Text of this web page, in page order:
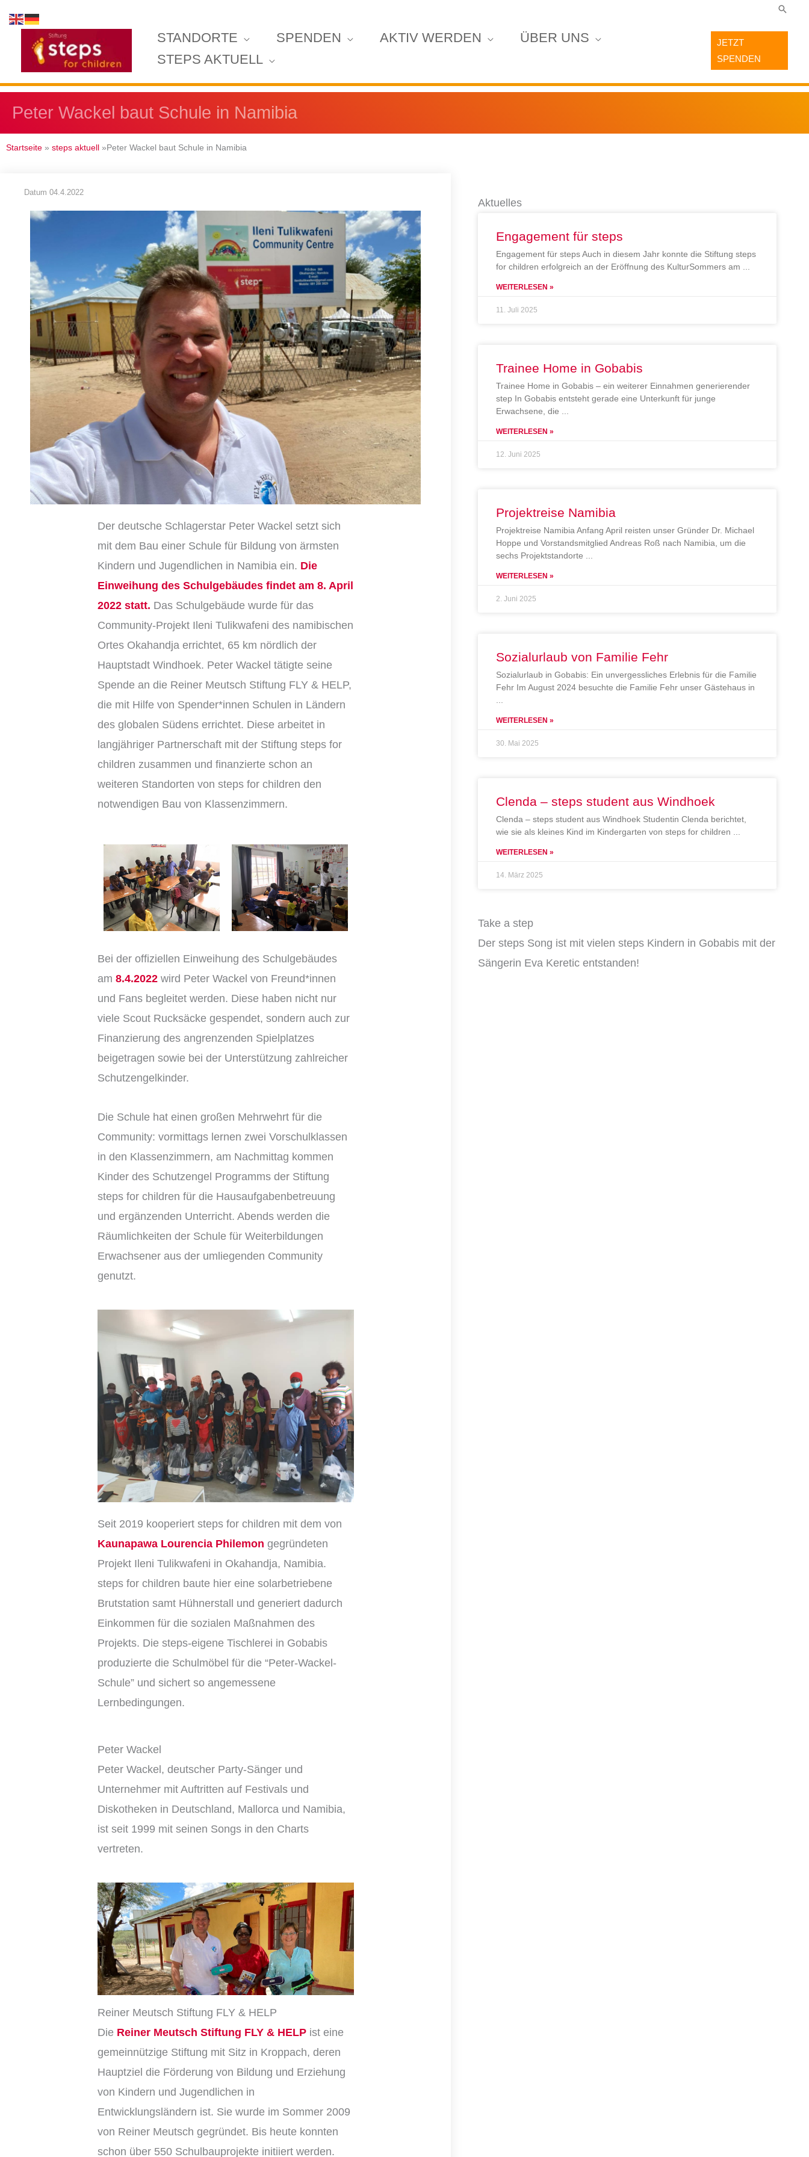
Inhalt
springen
STANDORTE SPENDEN AKTIV WERDEN
ÜBER UNS
STEPS AKTUELL
JETZT
SPENDEN
Peter Wackel baut Schule in Namibia
Startseite » steps aktuell »Peter Wackel baut Schule in Namibia
Datum 04.4.2022
Der deutsche Schlagerstar Peter Wackel setzt sich
mit dem Bau einer Schule für Bildung von ärmsten
Kindern und Jugendlichen in Namibia ein. Die
Einweihung des Schulgebäudes findet am 8. April
2022 statt. Das Schulgebäude wurde für das
Community-Projekt Ileni Tulikwafeni des namibischen
Ortes Okahandja errichtet, 65 km nördlich der
Hauptstadt Windhoek. Peter Wackel tätigte seine
Spende an die Reiner Meutsch Stiftung FLY & HELP,
die mit Hilfe von Spender*innen Schulen in Ländern
des globalen Südens errichtet. Diese arbeitet in
langjähriger Partnerschaft mit der Stiftung steps for
children zusammen und finanzierte schon an
weiteren Standorten von steps for children den
notwendigen Bau von Klassenzimmern.
Bei der offiziellen Einweihung des Schulgebäudes
am 8.4.2022 wird Peter Wackel von Freund*innen
und Fans begleitet werden. Diese haben nicht nur
viele Scout Rucksäcke gespendet, sondern auch zur
Finanzierung des angrenzenden Spielplatzes
beigetragen sowie bei der Unterstützung zahlreicher
Schutzengelkinder.
Die Schule hat einen großen Mehrwehrt für die
Community: vormittags lernen zwei Vorschulklassen
in den Klassenzimmern, am Nachmittag kommen
Kinder des Schutzengel Programms der Stiftung
steps for children für die Hausaufgabenbetreuung
und ergänzenden Unterricht. Abends werden die
Räumlichkeiten der Schule für Weiterbildungen
Erwachsener aus der umliegenden Community
genutzt.
Seit 2019 kooperiert steps for children mit dem von
Kaunapawa Lourencia Philemon gegründeten
Projekt Ileni Tulikwafeni in Okahandja, Namibia.
steps for children baute hier eine solarbetriebene
Brutstation samt Hühnerstall und generiert dadurch
Einkommen für die sozialen Maßnahmen des
Projekts. Die steps-eigene Tischlerei in Gobabis
produzierte die Schulmöbel für die “Peter-Wackel-
Schule” und sichert so angemessene
Lernbedingungen.
Peter Wackel
Peter Wackel, deutscher Party-Sänger und
Unternehmer mit Auftritten auf Festivals und
Diskotheken in Deutschland, Mallorca und Namibia,
ist seit 1999 mit seinen Songs in den Charts
vertreten.
Reiner Meutsch Stiftung FLY & HELP
Die Reiner Meutsch Stiftung FLY & HELPist eine
gemeinnützige Stiftung mit Sitz in Kroppach, deren
Hauptziel die Förderung von Bildung und Erziehung
von Kindern und Jugendlichen in
Entwicklungsländern ist. Sie wurde im Sommer 2009
von Reiner Meutsch gegründet. Bis heute konnten
schon über 550 Schulbauprojekte initiiert werden.
Aktuelles
Engagement für steps
Engagement für steps Auch in diesem Jahr konnte die Stiftung steps
for children erfolgreich an der Eröffnung des KulturSommers am
WEITERLESEN »
11. Juli 2025
Trainee Home in Gobabis
Trainee Home in Gobabis – ein weiterer Einnahmen generierender
step In Gobabis entsteht gerade eine Unterkunft für junge
Erwachsene, die
WEITERLESEN »
12. Juni 2025
Projektreise Namibia
Projektreise Namibia Anfang April reisten unser Gründer Dr. Michael
Hoppe und Vorstandsmitglied Andreas Roß nach Namibia, um die
sechs Projektstandorte
WEITERLESEN »
2. Juni 2025
Sozialurlaub von Familie Fehr
Sozialurlaub in Gobabis: Ein unvergessliches Erlebnis für die Familie
Fehr Im August 2024 besuchte die Familie Fehr unser Gästehaus in
WEITERLESEN »
30. Mai 2025
Clenda – steps student aus Windhoek
Clenda – steps student aus Windhoek Studentin Clenda berichtet,
wie sie als kleines Kind im Kindergarten von steps for children
WEITERLESEN »
14. März 2025
Take a step
Der steps Song ist mit vielen steps Kindern in Gobabis mit der
Sängerin Eva Keretic entstanden!